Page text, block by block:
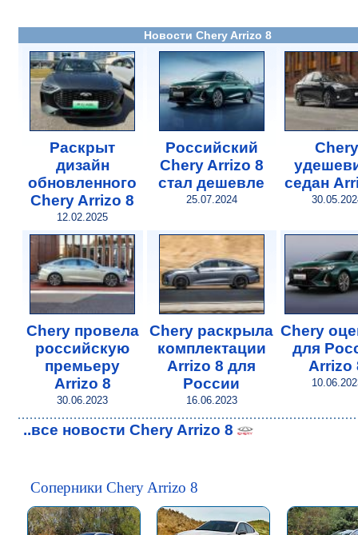
Новости Chery Arrizo 8
Раскрыт
дизайн
обновленного
Chery Arrizo 8
12.02.2025
Российский
Chery Arrizo 8
стал дешевле
25.07.2024
Chery
седан
Chery провела
российскую
премьеру
Arrizo 8
30.06.2023
Chery раскрыла
комплектации
Arrizo 8 для
России
16.06.2023
Chery
для
Arrizo
..все новости Chery Arrizo 8
Соперники Chery Arrizo 8